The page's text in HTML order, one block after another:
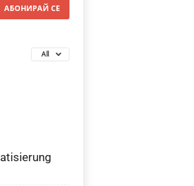
АБОНИРАЙ СЕ
All